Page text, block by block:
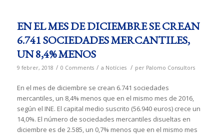
EN EL MES DE DICIEMBRE SE CREAN
6.741 SOCIEDADES MERCANTILES,
UN 8,4% MENOS
9 febrer, 2018 / 0 Comments / a Notícies / per Palomo Consultors
En el mes de diciembre se crean 6.741 sociedades
mercantiles, un 8,4% menos que en el mismo mes de 2016,
según el INE. El capital medio suscrito (56.940 euros) crece un
14,0%. El número de sociedades mercantiles disueltas en
diciembre es de 2.585, un 0,7% menos que en el mismo mes